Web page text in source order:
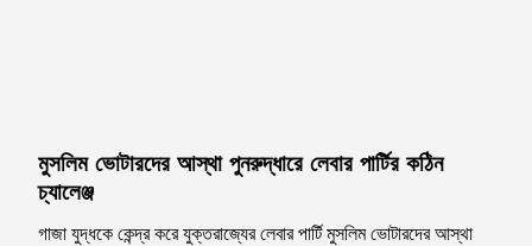
মুসলিম ভোটারদের আস্থা পুনরুদ্ধারে লেবার পার্টির কঠিন
চ্যালেঞ্জ
গাজা যুদ্ধকে কেন্দ্র করে যুক্তরাজ্যের লেবার পার্টি মুসলিম ভোটারদের আস্থা